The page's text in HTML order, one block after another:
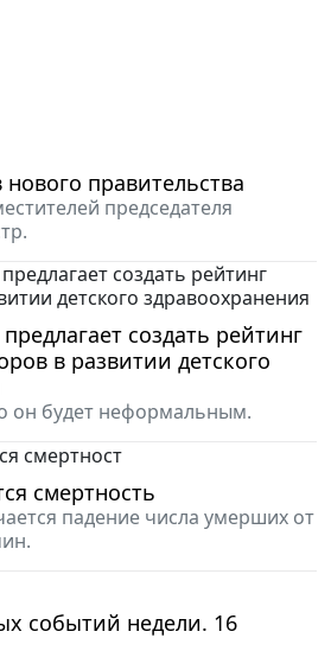
правительства
председателя
создать рейтинг
в развитии детского
он будет неформальным.
смертность
падение числа умерших от
событий недели. 16